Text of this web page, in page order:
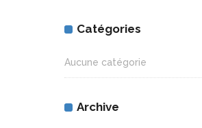
Catégories
Aucune catégorie
Archive